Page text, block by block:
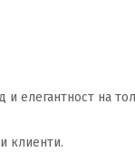
елегантност на
клиенти.